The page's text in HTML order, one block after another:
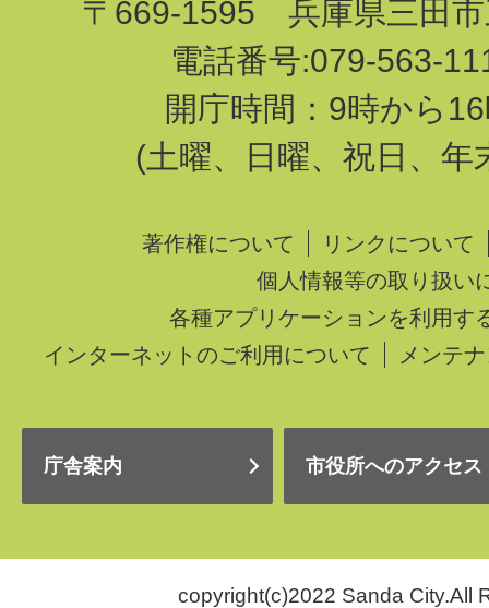
〒669-1595 兵庫県三田市
電話番号:079-563-
開庁時間：9時から
(土曜、日曜、祝日、年
著作権について
リンクについて
個人情報等の取り扱い
各種アプリケーションを利用す
インターネットのご利用について
メンテ
庁舎案内 市役所へのアクセス
copyright(c)2022 Sanda City.All